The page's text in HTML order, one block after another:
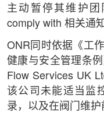
主动暂停其维护
comply with 相关通知
ONR同时依据《工
健康与安全管理条
Flow Services UK
该公司未能适当监
录，以及在阀门维护